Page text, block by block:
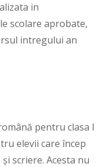
in
scolare aprobate,
intregului an
pentru clasa I
elevii care încep
scriere. Acesta nu